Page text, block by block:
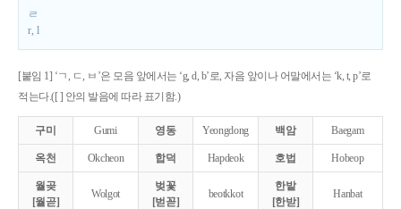
ㄹ
r, l
[붙임 1] ‘ㄱ, ㄷ, ㅂ’은 모음 앞에서는 ‘g, d, b’로, 자음 앞이나 어말에서는 ‘k, t, p’로
적는다.([ ] 안의 발음에 따라 표기함.)
구미 Gumi 영동 Yeongdong 백암 Baegam
옥천 Okcheon 합덕 Hapdeok 호법 Hobeop
월곶
[월곧]
Wolgot
벚꽃
[벋꼳]
beotkkot
한밭
[한받]
Hanbat